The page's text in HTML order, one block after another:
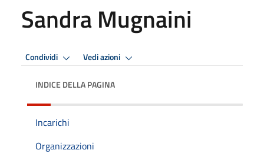
Sandra Mugnaini
Condividi Vedi azioni
INDICE DELLA PAGINA
Incarichi
Organizzazioni